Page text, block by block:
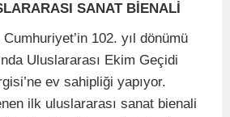
SANAT BİENALİ
102. yıl dönümü
Uluslararası Ekim Geçidi
ev sahipliği yapıyor.
ilk uluslararası sanat bienali